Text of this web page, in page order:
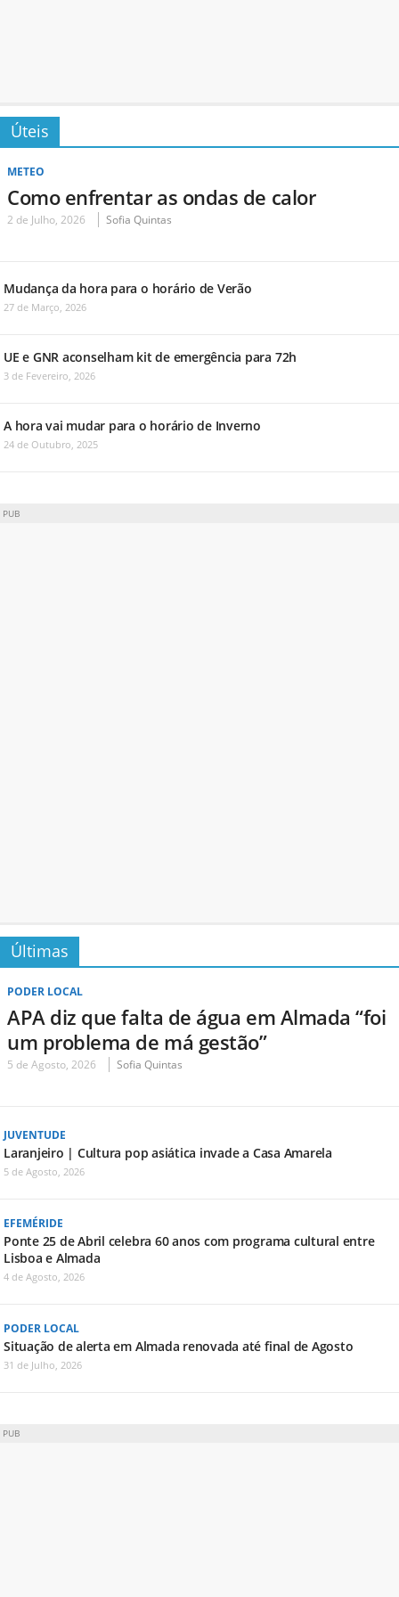
Úteis
METEO
Como enfrentar as ondas de calor
2 de Julho, 2026 Sofia Quintas
Mudança da hora para o horário de Verão
27 de Março, 2026
UE e GNR aconselham kit de emergência para 72h
3 de Fevereiro, 2026
A hora vai mudar para o horário de Inverno
24 de Outubro, 2025
PUB
Últimas
PODER LOCAL
APA diz que falta de água em Almada “foi
um problema de má gestão”
5 de Agosto, 2026 Sofia Quintas
JUVENTUDE
Laranjeiro | Cultura pop asiática invade a Casa Amarela
5 de Agosto, 2026
EFEMÉRIDE
Ponte 25 de Abril celebra 60 anos com programa cultural entre
Lisboa e Almada
4 de Agosto, 2026
PODER LOCAL
Situação de alerta em Almada renovada até final de Agosto
31 de Julho, 2026
PUB